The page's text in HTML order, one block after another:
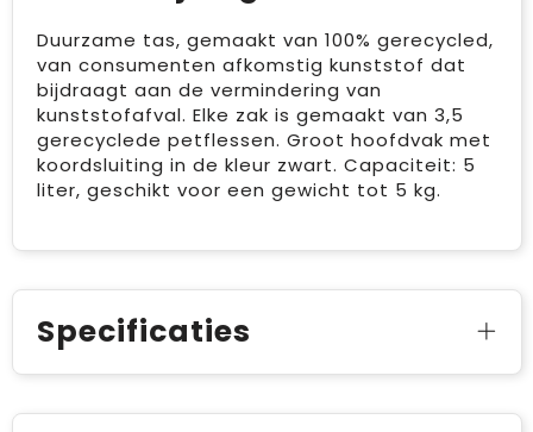
Duurzame tas, gemaakt van 100% gerecycled,
van consumenten afkomstig kunststof dat
bijdraagt aan de vermindering van
kunststofafval. Elke zak is gemaakt van 3,5
gerecyclede petflessen. Groot hoofdvak met
koordsluiting in de kleur zwart. Capaciteit: 5
liter, geschikt voor een gewicht tot 5 kg.
Specificaties